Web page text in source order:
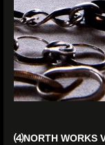
⑷NORTH WORKS